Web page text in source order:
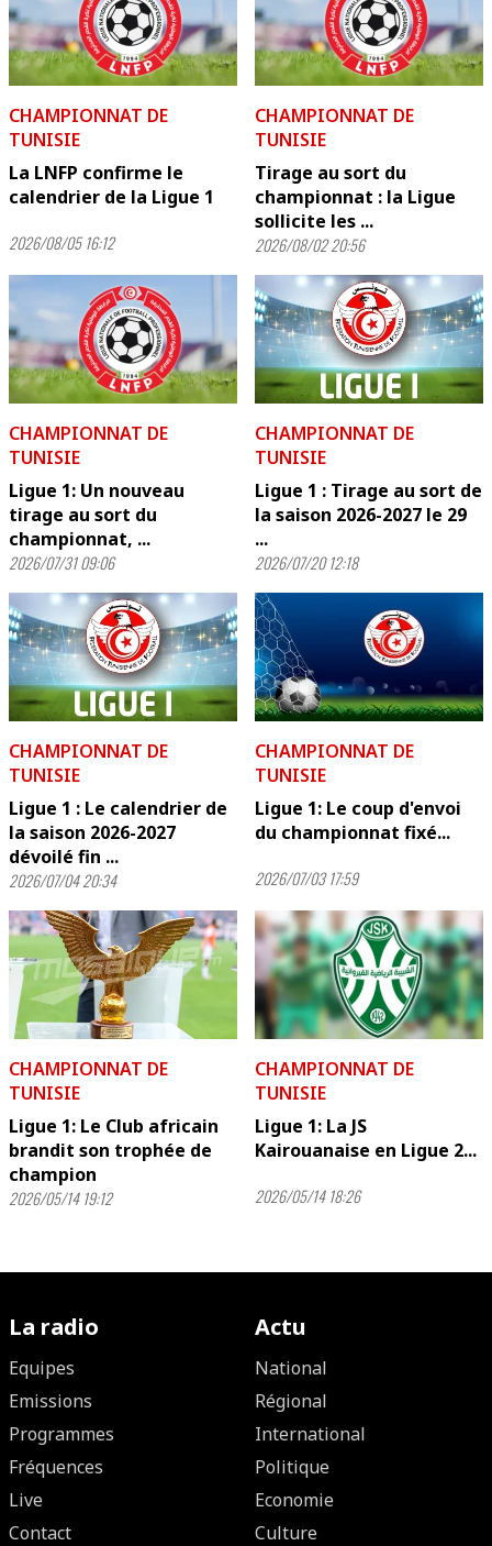
CHAMPIONNAT DE
TUNISIE
La LNFP confirme le
calendrier de la Ligue 1
2026/08/05 16:12
CHAMPIONNAT DE
TUNISIE
Tirage au sort du
championnat : la Ligue
sollicite les ...
2026/08/02 20:56
CHAMPIONNAT DE
TUNISIE
Ligue 1: Un nouveau
tirage au sort du
championnat, ...
2026/07/31 09:06
CHAMPIONNAT DE
TUNISIE
Ligue 1 : Tirage au sort de
la saison 2026-2027 le 29
...
2026/07/20 12:18
CHAMPIONNAT DE
TUNISIE
Ligue 1 : Le calendrier de
la saison 2026-2027
dévoilé fin ...
2026/07/04 20:34
CHAMPIONNAT DE
TUNISIE
Ligue 1: Le coup d'envoi
du championnat fixé...
2026/07/03 17:59
CHAMPIONNAT DE
TUNISIE
Ligue 1: Le Club africain
brandit son trophée de
champion
2026/05/14 19:12
CHAMPIONNAT DE
TUNISIE
Ligue 1: La JS
Kairouanaise en Ligue 2...
2026/05/14 18:26
La radio
Equipes
Emissions
Programmes
Fréquences
Live
Contact
Actu
National
Régional
International
Politique
Economie
Culture